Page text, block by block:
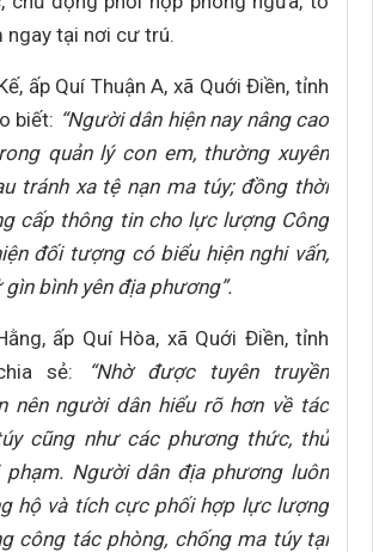
ngay tại nơi cư trú.
ấp Quí Thuận A, xã Quới Điền, tỉnh
biết: “Người dân hiện nay nâng cao
quản lý con em, thường xuyên
tránh xa tệ nạn ma túy; đồng thời
cấp thông tin cho lực lượng Công
đối tượng có biểu hiện nghi vấn,
bình yên địa phương”.
ấp Quí Hòa, xã Quới Điền, tỉnh
sẻ:
“Nhờ được tuyên truyền
nên người dân hiểu rõ hơn về tác
cũng như các phương thức, thủ
Người dân địa phương luôn
hộ và tích cực phối hợp lực lượng
công tác phòng, chống ma túy tại